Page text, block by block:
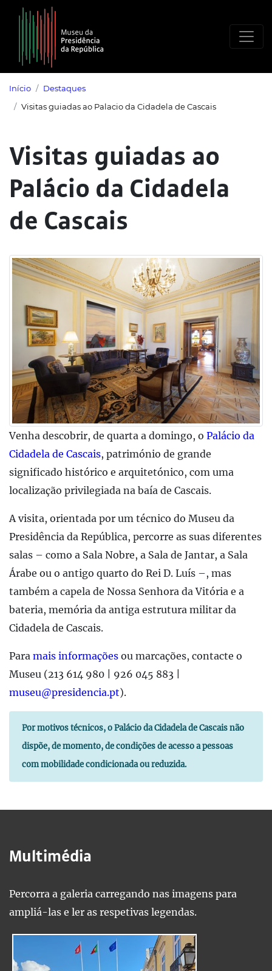
Saltar para o conteúdo principal
Início
Destaques
Visitas guiadas ao Palacio da Cidadela de Cascais
Visitas guiadas ao
Palácio da Cidadela
de Cascais
Venha descobrir, de quarta a domingo, o Palácio da
Cidadela de Cascais, património de grande
significado histórico e arquitetónico, com uma
localização privilegiada na baía de Cascais.
A visita, orientada por um técnico do Museu da
Presidência da República, percorre as suas diferentes
salas – como a Sala Nobre, a Sala de Jantar, a Sala
Árabe ou o antigo quarto do Rei D. Luís –, mas
também a capela de Nossa Senhora da Vitória e a
bateria, memória da antiga estrutura militar da
Cidadela de Cascais.
Para mais informações ou marcações, contacte o
Museu (213 614 980 | 926 045 883 |
museu@presidencia.pt).
Por motivos técnicos, o Palácio da Cidadela de Cascais não
dispõe, de momento, de condições de acesso a pessoas
com mobilidade condicionada ou reduzida.
Multimédia
Percorra a galeria carregando nas imagens para
ampliá-las e ler as respetivas legendas.